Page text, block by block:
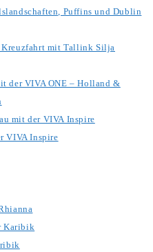
Puffins und Dublin
Kreuzfahrt mit Tallink Silja
der VIVA ONE – Holland &
mit der VIVA Inspire
VIVA Inspire
Karibik